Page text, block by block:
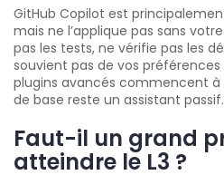
GitHub Copilot est
mais ne l’applique pas sans
pas les tests, ne vérifie pas les
souvient pas de vos
plugins avancés commencent à
de base reste un assistant passif.
Faut-il un grand
atteindre le L3 ?